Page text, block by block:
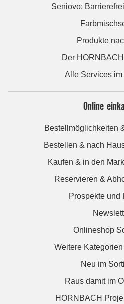
Seniovo:
Produkte
Der
Alle Services
Online
Bestellmöglichkeiten
Bestellen & nach
Kaufen & in den
Reservieren &
Prospekte und
Onlineshop
Weitere
Neu im
Raus damit im
HORNBACH